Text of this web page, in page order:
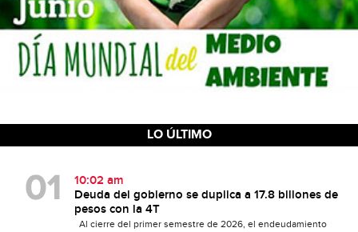
LO ÚLTIMO
10:02 am
Deuda del gobierno se duplica a 17.8 billones de
pesos con la 4T
Al cierre del primer semestre de 2026, el endeudamiento